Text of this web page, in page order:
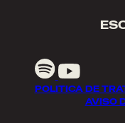
POLITICA DE
AVISO